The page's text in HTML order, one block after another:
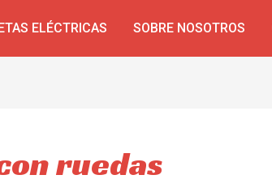
ELÉCTRICAS SOBRE NOSOTROS
ruedas